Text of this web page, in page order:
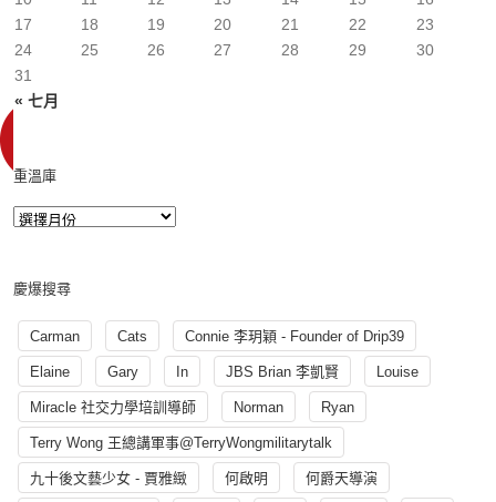
« 七月
17
18 19 20 21 22
23
24
25 26 27 28 29
30
31
重溫庫
慶爆搜尋
Carman Cats Connie 李玥穎 - Founder of Drip39
Elaine Gary In JBS Brian 李凱賢 Louise
Miracle 社交力學培訓導師 Norman Ryan
Terry Wong 王總講軍事@TerryWongmilitarytalk
九十後文藝少女 - 賈雅緻 何啟明 何爵天導演